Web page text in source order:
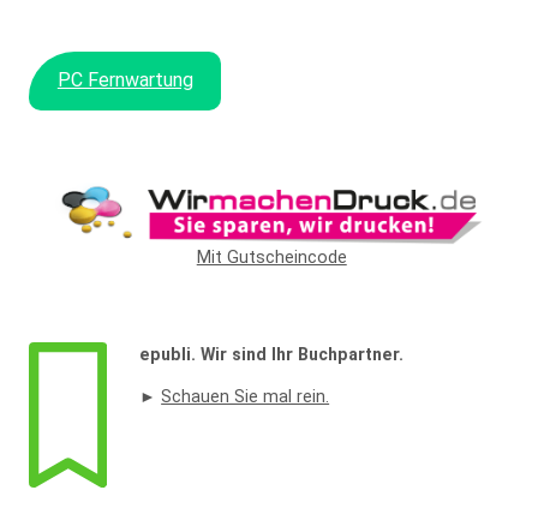
PC Fernwartung
Mit Gutscheincode
epubli. Wir sind Ihr Buchpartner.
►Schauen Sie mal rein.
Widerrufsformular